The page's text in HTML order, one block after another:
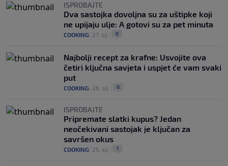
ISPROBAJTE
Dva sastojka dovoljna su za uštipke koji
ne upijaju ulje: A gotovi su za pet minuta
COOKING 27. sij. 0
Najbolji recept za krafne: Usvojite ova
četiri ključna savjeta i uspjet će vam svaki
put
COOKING 26. sij. 0
ISPROBAJTE
Pripremate slatki kupus? Jedan
neočekivani sastojak je ključan za
savršen okus
COOKING 25. sij. 1